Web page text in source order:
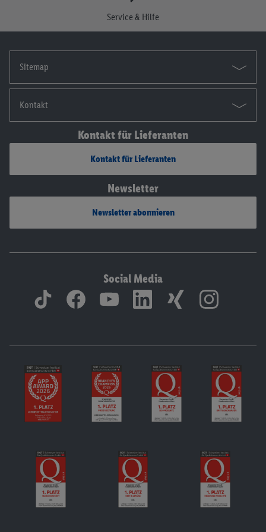
Service & Hilfe
Sitemap
Kontakt
Kontakt für Lieferanten
Kontakt für Lieferanten
Newsletter
Newsletter abonnieren
Social Media